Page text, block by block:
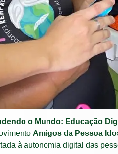
o Mundo: Educação
Amigos da Pessoa
à autonomia digital das